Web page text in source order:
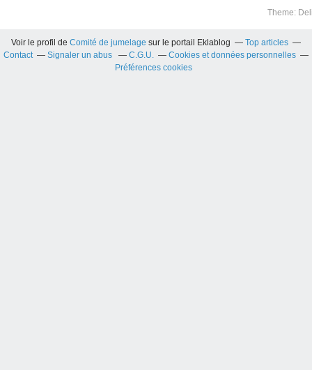
Theme:
Voir le profil de Comité de jumelage sur le portail Eklablog
Top articles
Contact
Signaler un abus C.G.U.
Cookies et données personnelles
Préférences cookies